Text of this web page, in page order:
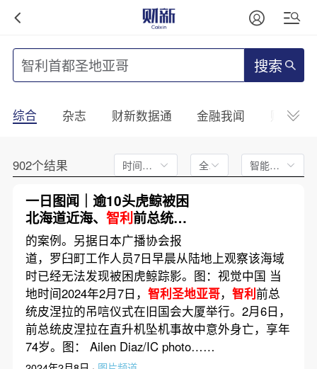
搜索
综合 杂志 财新数据通 金融我闻 财新
902个结果 时间不限 全文 智能排序
一日图闻｜逾10头虎鲸被困
北海道近海、 智利前总统皮
涅拉葬礼在圣地亚哥举行
的案例。另据日本广播协会报
道，罗臼町工作人员7日早晨从陆地上观察该海域
时已经无法发现被困虎鲸踪影。图：视觉中国 当
地时间2024年2月7日， 智利圣地亚哥， 智利前总
统皮涅拉的吊唁仪式在旧国会大厦举行。2月6日，
前总统皮涅拉在直升机坠机事故中意外身亡，享年
74岁。图： Ailen Diaz/IC photo……